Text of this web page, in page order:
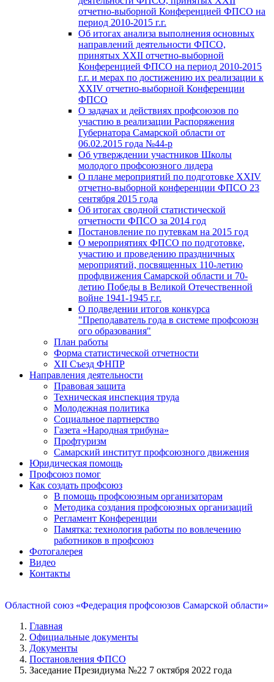
отчетно-выборной Конференцией ФПСО на
период 2010-2015 г.г.
Об итогах анализа выполнения основных
направлений деятельности ФПСО,
принятых XXII отчетно-выборной
Конференцией ФПСО на период 2010-2015
г.г. и мерах по достижению их реализации к
XXIV отчетно-выборной Конференции
ФПСО
О задачах и действиях профсоюзов по
участию в реализации Распоряжения
Губернатора Самарской области от
06.02.2015 года №44-р
Об утверждении участников Школы
молодого профсоюзного лидера
О плане мероприятий по подготовке XXIV
отчетно-выборной конференции ФПСО 23
сентября 2015 года
Об итогах сводной статистической
отчетности ФПСО за 2014 год
Постановление по путевкам на 2015 год
О мероприятиях ФПСО по подготовке,
участию и проведению праздничных
мероприятий, посвященных 110-летию
профдвижения Самарской области и 70-
летию Победы в Великой Отечественной
войне 1941-1945 г.г.
О подведении итогов конкурса
"Преподаватель года в системе профсоюзн
ого образования"
План работы
Форма статистической отчетности
XII Съезд ФНПР
Направления деятельности
Правовая защита
Техническая инспекция труда
Молодежная политика
Социальное партнерство
Газета «Народная трибуна»
Профтуризм
Самарский институт профсоюзного движения
Юридическая помощь
Профсоюз помог
Как создать профсоюз
В помощь профсоюзным организаторам
Методика создания профсоюзных организаций
Регламент Конференции
Памятка: технология работы по вовлечению
работников в профсоюз
Фотогалерея
Видео
Контакты
Областной союз «Федерация профсоюзов Самарской области»
Главная
Официальные документы
Документы
Постановления ФПСО
Заседание Президиума №22 7 октября 2022 года